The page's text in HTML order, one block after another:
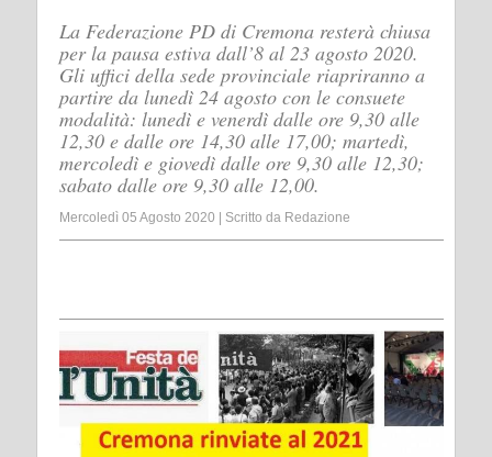
La Federazione PD di Cremona resterà chiusa
per la pausa estiva dall’8 al 23 agosto 2020.
Gli uffici della sede provinciale riapriranno a
partire da lunedì 24 agosto con le consuete
modalità: lunedì e venerdì dalle ore 9,30 alle
12,30 e dalle ore 14,30 alle 17,00; martedì,
mercoledì e giovedì dalle ore 9,30 alle 12,30;
sabato dalle ore 9,30 alle 12,00.
Mercoledì 05 Agosto 2020 Scritto da Redazione